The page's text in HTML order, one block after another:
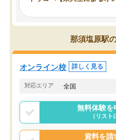
見てから講師を決定する事がで
す。
うちの子は、初回面談の講師の
オンラインツールを使用した単
共有があり宿題もそちらで出さ
でした。
言う事で講師変更の申し出があ
まりに短期での変更だった為、
う事にして退会しました。遅れ
戻せ、授業内容や講師の方は良
那須塩原駅
オンライン校 詳しく見る
対応エリア 全国
無料体験を
（リスト
資料を請